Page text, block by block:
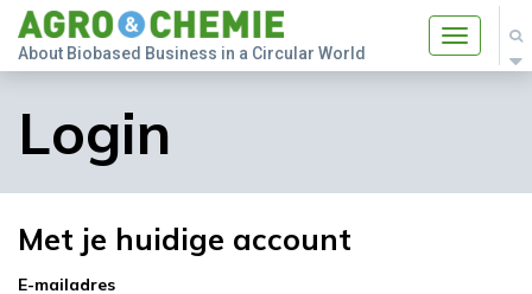
Toggle
About Biobased Business in a Circular World
Login
Met je huidige account
E-mailadres